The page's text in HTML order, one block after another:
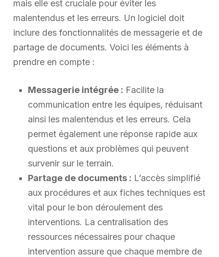
mais elle est cruciale pour éviter les
malentendus et les erreurs. Un logiciel doit
inclure des fonctionnalités de messagerie et de
partage de documents. Voici les éléments à
prendre en compte :
Messagerie intégrée : Facilite la
communication entre les équipes, réduisant
ainsi les malentendus et les erreurs. Cela
permet également une réponse rapide aux
questions et aux problèmes qui peuvent
survenir sur le terrain.
Partage de documents : L’accès simplifié
aux procédures et aux fiches techniques est
vital pour le bon déroulement des
interventions. La centralisation des
ressources nécessaires pour chaque
intervention assure que chaque membre de